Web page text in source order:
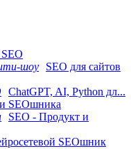
SEO для сайтов
ChatGPT, AI, Python дл...
SEOшника
SEO - Продукт и
SEOшник